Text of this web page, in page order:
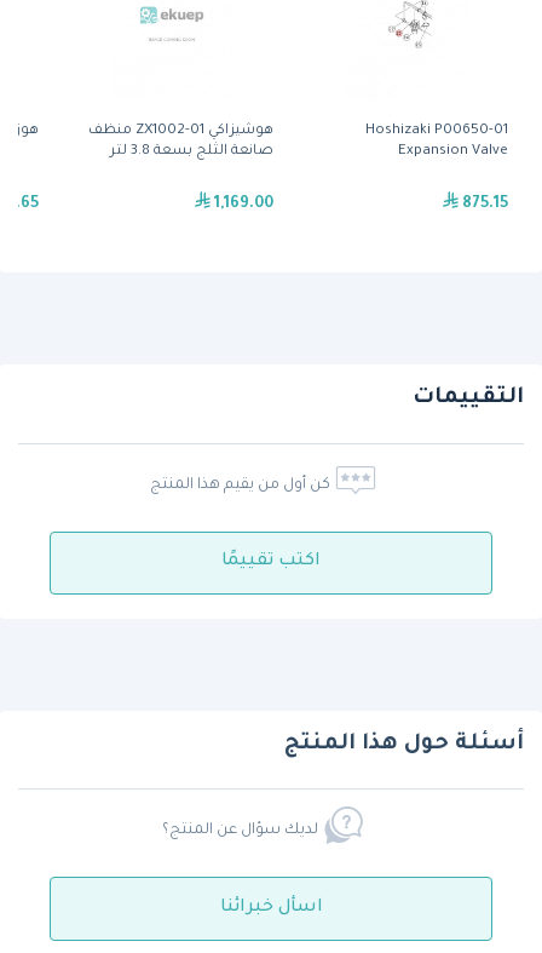
Hoshizaki P00650-01
Expansion Valve
875.15
هوشيزاكي ZX1002-01 منظف
صانعة الثلج بسعة 3.8 لتر
1,169.00
هوز( 452365-01) من هوشيزاكي
التقييمات
كن أول من يقيم هذا المنتج
اكتب تقييمًا
أسئلة حول هذا المنتج
لديك سؤال عن المنتج؟
اسأل خبرائنا